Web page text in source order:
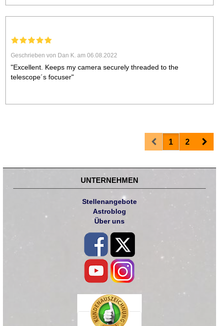
Geschrieben von Dan K. am 06.08.2022
"Excellent. Keeps my camera securely threaded to the
telescope´s focuser"
Prev1 2
UNTERNEHMEN
Stellenangebote
Astroblog
Über uns